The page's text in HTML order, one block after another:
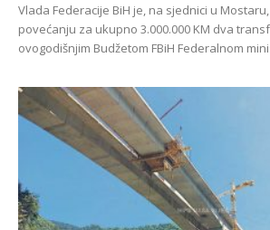
Vlada Federacije BiH je, na sjednici u
povećanju za ukupno 3.000.000 KM dva
ovogodišnjim Budžetom FBiH Federalnom